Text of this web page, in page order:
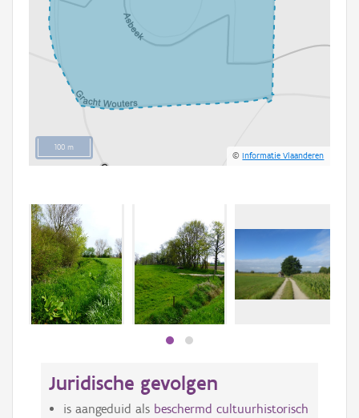
100 m
©Informatie Vlaanderen
Juridische gevolgen
is aangeduid als beschermd cultuurhistorisch